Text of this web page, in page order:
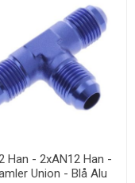
Han - 2xAN12 Han -
Union - Blå Alu